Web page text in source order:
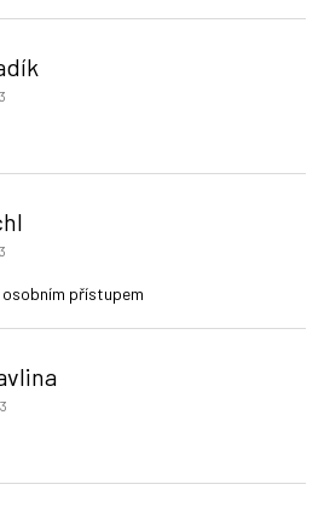
je 5 z 5 hvězdiček.
je 5 z 5 hvězdiček.
přístupem
je 5 z 5 hvězdiček.